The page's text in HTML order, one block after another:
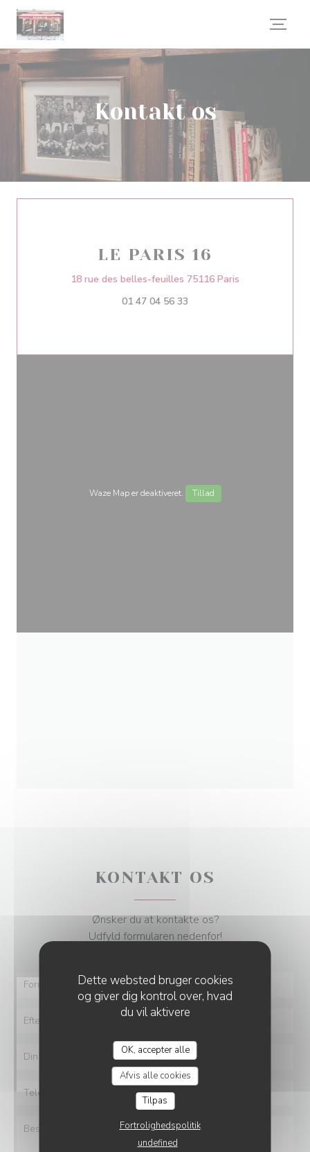
CCookie-styringspanel
Dette websted bruger cookies
og giver dig kontrol over, hvad
du vil aktivere
OK, accepter alle
Afvis alle cookies
Tilpas
Fortrolighedspolitik
undefined
Kontakt os
LE PARIS 16
18 rue des belles-feuilles 75116 Paris
01 47 04 56 33
Waze Map er deaktiveret. Tillad
KONTAKT OS
Ønsker du at kontakte os?
Udfyld formularen nedenfor!